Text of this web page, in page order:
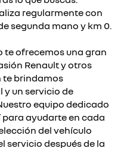
regularmente con
segunda mano y km 0.
te ofrecemos una gran
Renault y otros
te brindamos
un servicio de
equipo dedicado
ayudarte en cada
del vehículo
servicio después de la